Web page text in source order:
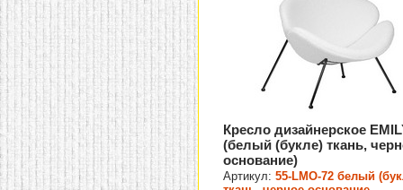
Кресло дизайнерское
(белый (букле) ткань,
основание)
Артикул:55-LMO-72 белый